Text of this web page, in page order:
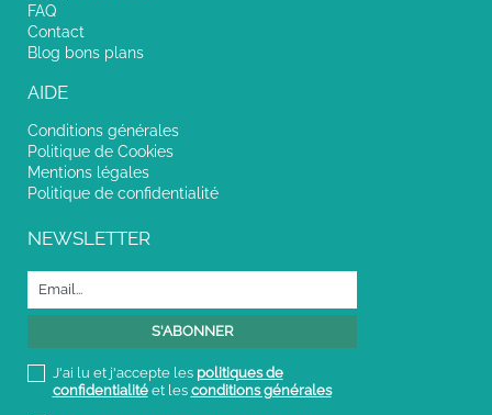
FAQ
Contact
Blog bons plans
AIDE
Conditions générales
Politique de Cookies
Mentions légales
Politique de confidentialité
NEWSLETTER
J'ai lu et j'accepte les politiques de
confidentialitéet les conditions générales